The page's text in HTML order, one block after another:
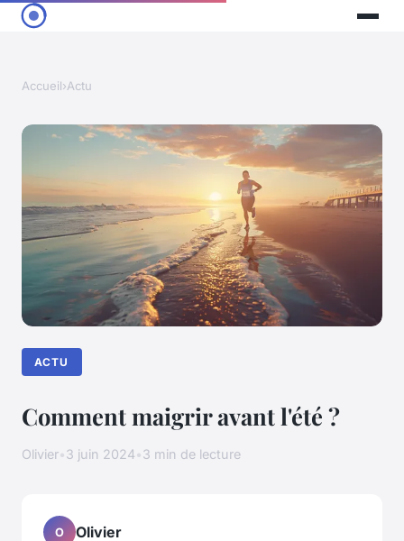
Accueil›Actu
ACTU
Comment maigrir avant l'été ?
Olivier•3 juin 2024•3 min de lecture
O Olivier